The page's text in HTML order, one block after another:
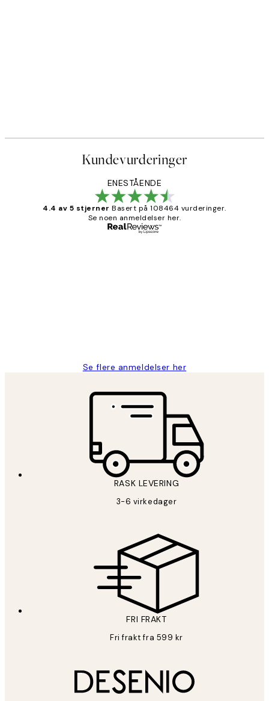
Kundevurderinger
ENESTÅENDE
4.4 av 5 stjerner Basert på 108464 vurderinger.
Se noen anmeldelser her.
Se flere anmeldelser her
RASK LEVERING
3-6 virkedager
FRI FRAKT
Fri frakt fra 599 kr